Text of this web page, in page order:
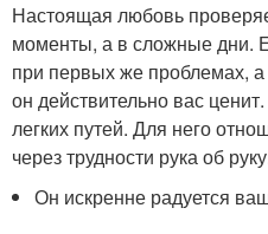
Настоящая любовь
моменты, а в сложные дни.
при первых же проблемах,
он действительно вас
легких путей. Для него
через трудности рука об
Он искренне радуется